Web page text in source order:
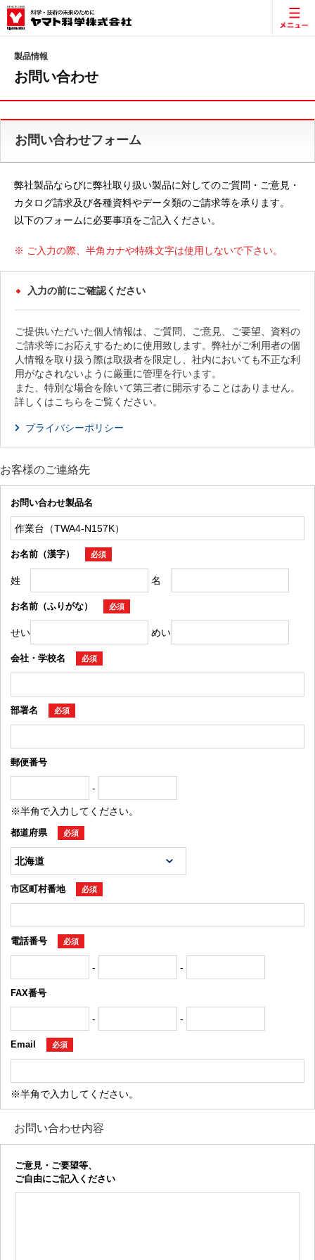
製品情報
お問い合わせ
お問い合わせフォーム
弊社製品ならびに弊社取り扱い製品に対してのご質問・ご意見・
カタログ請求及び各種資料やデータ類のご請求等を承ります。
以下のフォームに必要事項をご記入ください。
※ ご入力の際、半角カナや特殊文字は使用しないで下さい。
入力の前にご確認ください
ご提供いただいた個人情報は、ご質問、ご意見、ご要望、資料の
ご請求等にお応えするために使用致します。弊社がご利用者の個
人情報を取り扱う際は取扱者を限定し、社内においても不正な利
用がなされないように厳重に管理を行います。
また、特別な場合を除いて第三者に開示することはありません。
詳しくはこちらをご覧ください。
プライバシーポリシー
お客様のご連絡先
お問い合わせ製品名
お名前（漢字） 必須
姓 名
お名前（ふりがな） 必須
せい めい
会社・学校名 必須
部署名 必須
郵便番号
-
※半角で入力してください。
都道府県 必須
市区町村番地 必須
電話番号 必須
- -
FAX番号
- -
Email 必須
※半角で入力してください。
お問い合わせ内容
ご意見・ご要望等、
ご自由にご記入ください